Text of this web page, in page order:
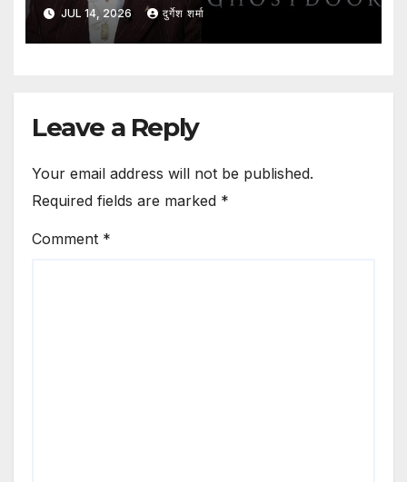
प्लेटफॉर्म का प्रस्ताव
JUL 14, 2026 दुर्गेश शर्मा
Leave a Reply
Your email address will not be published.
Required fields are marked *
Comment *